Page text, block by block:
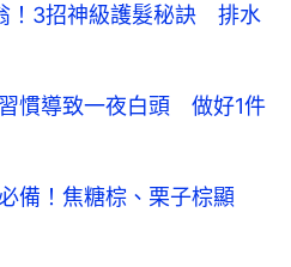
！3招神級護髮秘訣 排水
慣導致一夜白頭 做好1件
備！焦糖棕、栗子棕顯